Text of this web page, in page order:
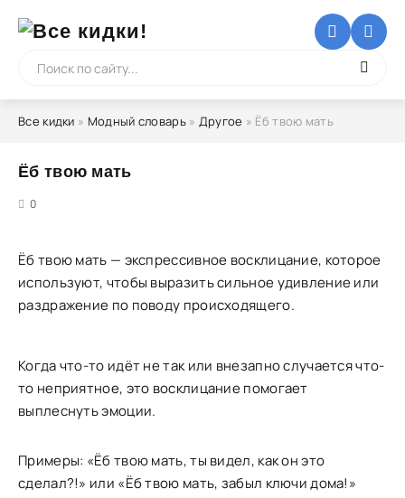
Все кидки » Модный словарь» Другое » Ёб твою мать
Ёб твою мать
0
Ёб твою мать — экспрессивное восклицание, которое
используют, чтобы выразить сильное удивление или
раздражение по поводу происходящего.
Когда что-то идёт не так или внезапно случается что-
то неприятное, это восклицание помогает
выплеснуть эмоции.
Примеры: «Ёб твою мать, ты видел, как он это
сделал?!» или «Ёб твою мать, забыл ключи дома!»